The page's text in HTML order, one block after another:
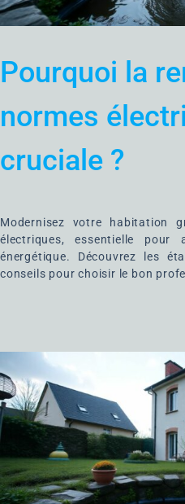
Pourquoi la
normes
cruciale ?
Modernisez votre habitation
électriques, essentielle
énergétique. Découvrez les
conseils pour choisir le bon